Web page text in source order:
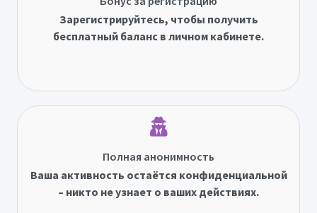
Зарегистрируйтесь, чтобы получить
бесплатный баланс в личном кабинете.
Полная анонимность
Ваша активность остаётся конфиденциальной
– никто не узнает о ваших действиях.